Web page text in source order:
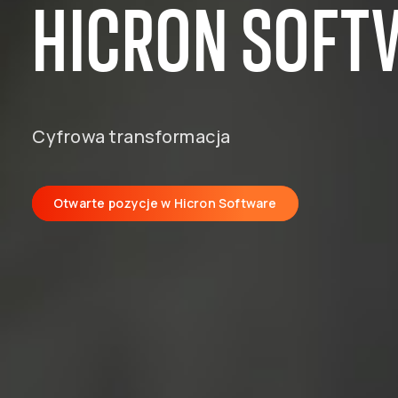
HICRON
Cyfrowa transformacja
Otwarte pozycje w Hicron Software